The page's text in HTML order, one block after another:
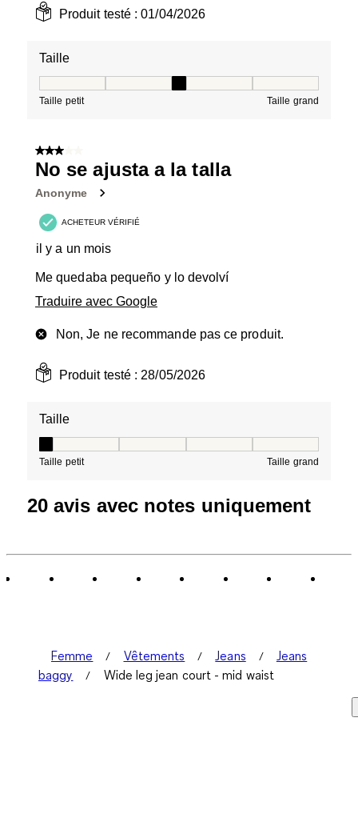
Produit testé :01/04/2026
Taille
Taille petit Taille grand
3 sur 5 étoiles.
No se ajusta a la talla
Anonyme
ACHETEUR VÉRIFIÉ
il y a un mois
Me quedaba pequeño y lo devolví
Traduire avec Google
Non, Je ne recommande pas ce produit.
Produit testé :28/05/2026
Taille
Taille petit Taille grand
20 avis avec notes uniquement
Femme Vêtements Jeans
Jeans
baggy
Wide leg jean court - mid waist